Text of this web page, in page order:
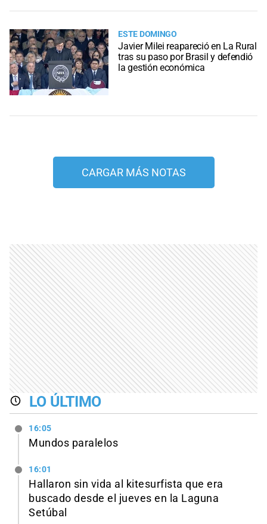
ESTE DOMINGO
Javier Milei reapareció en La Rural
tras su paso por Brasil y defendió
la gestión económica
CARGAR MÁS NOTAS
LO ÚLTIMO
16:05
Mundos paralelos
16:01
Hallaron sin vida al kitesurfista que era
buscado desde el jueves en la Laguna
Setúbal